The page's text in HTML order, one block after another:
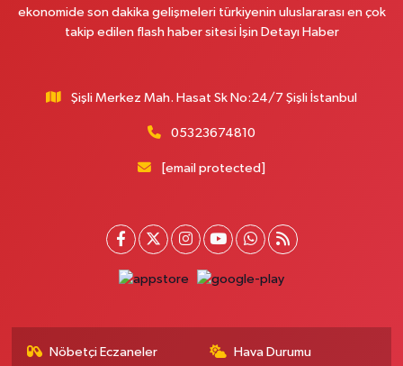
ekonomide son dakika gelişmeleri türkiyenin uluslararası en çok
takip edilen flash haber sitesi İşin Detayı Haber
Şişli Merkez Mah. Hasat Sk No:24/7 Şişli İstanbul
05323674810
[email protected]
Nöbetçi Eczaneler Hava Durumu